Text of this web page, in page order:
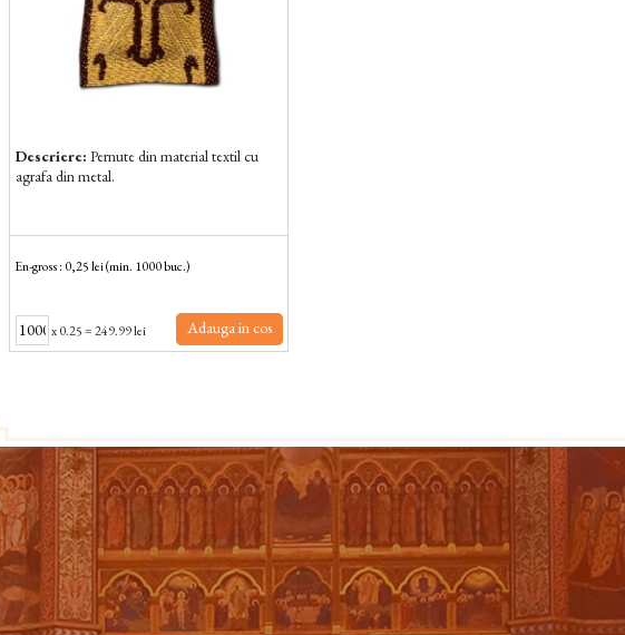
Descriere: Pernute din material textil cu
agrafa din metal.
En-gross : 0,25 lei (min. 1000 buc.)
x0.25=249.99 lei Adauga in cos